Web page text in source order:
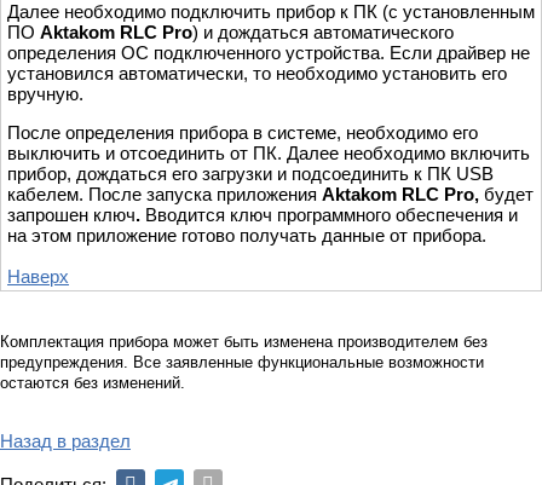
Далее необходимо подключить прибор к ПК (с установленным
ПО Aktakom RLC Pro) и дождаться автоматического
определения ОС подключенного устройства. Если драйвер не
установился автоматически, то необходимо установить его
вручную.
После определения прибора в системе, необходимо его
выключить и отсоединить от ПК. Далее необходимо включить
прибор, дождаться его загрузки и подсоединить к ПК USB
кабелем. После запуска приложения Aktakom RLC Pro, будет
запрошен ключ. Вводится ключ программного обеспечения и
на этом приложение готово получать данные от прибора.
Наверх
Комплектация прибора может быть изменена производителем без
предупреждения. Все заявленные функциональные возможности
остаются без изменений.
Назад в раздел